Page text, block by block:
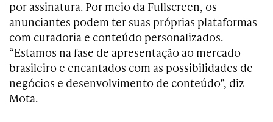
por assinatura. Por meio da Fullscreen, os
anunciantes podem ter suas próprias plataformas
com curadoria e conteúdo personalizados.
“Estamos na fase de apresentação ao mercado
brasileiro e encantados com as possibilidades de
negócios e desenvolvimento de conteúdo”, diz
Mota.